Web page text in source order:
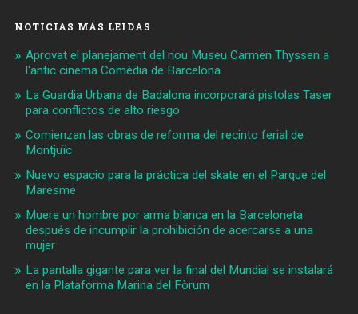
NOTICIAS MÁS LEIDAS
Aprovat el planejament del nou Museu Carmen Thyssen a
l'antic cinema Comèdia de Barcelona
La Guardia Urbana de Badalona incorporará pistolas Taser
para conflictos de alto riesgo
Comienzan las obras de reforma del recinto ferial de
Montjuïc
Nuevo espacio para la práctica del skate en el Parque del
Maresme
Muere un hombre por arma blanca en la Barceloneta
después de incumplir la prohibición de acercarse a una
mujer
La pantalla gigante para ver la final del Mundial se instalará
en la Plataforma Marina del Fòrum